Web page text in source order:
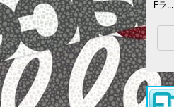
Fラ...